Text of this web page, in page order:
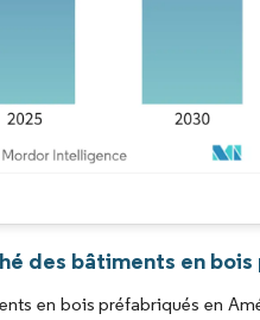
des bâtiments en
en bois préfabriqués en